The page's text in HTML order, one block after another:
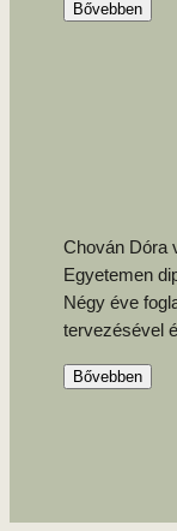
Bővebben
Chován Dóra
Egyetemen
Négy éve
tervezésével
Bővebben